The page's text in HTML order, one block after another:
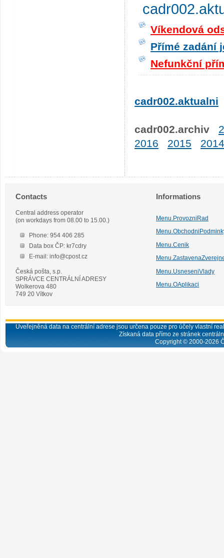
Víkendová
Přímé zadání
Nefunkční
cadr002.aktualni
cadr002.archiv
2016
2015 2014
Contacts
Central address operator
(on workdays from 08.00 to 15.00.)
Phone: 954 406 285
Data box ČP: kr7cdry
E-mail: info@cpost.cz
Česká pošta, s.p.
SPRÁVCE CENTRÁLNÍ ADRESY
Wolkerova 480
749 20 Vítkov
Informations
Menu.ProvozniRad
Menu.Cenik
Menu.UsneseniVlady
Menu.OAplikaci
Uveřejněná data na centrální adrese jsou určena pouze pro účely vlastní
Získaná data přímo ze stránek
Copyright © 2000-2026